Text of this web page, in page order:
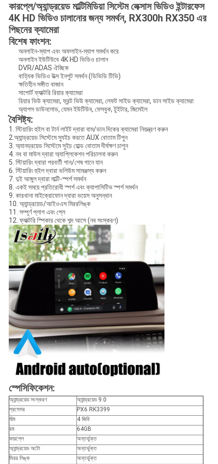
কারপ্লে/অ্যান্ড্রয়েড মাল্টিমিডিয়া সিস্টেম লেক্সাস ভিডিও ইন্টারফেস
4K HD ভিডিও চালানোর জন্য সমর্থন, RX300h RX350 এর
পিছনের ক্যামেরা
বিশেষ ফাংশন:
অনলাইন-ম্যাপ এবং অফলাইন-ম্যাপ সমর্থন করে
অনলাইন ইউটিউবে 4K HD ভিডিও চালান
DVR/ADAS ঐচ্ছিক
বাহ্যিক ভিডিও উত্স ইনপুট সমর্থন (ডিভিডি টিভি)
ক্ষতিহীন সঙ্গীত বাজান
সাপোর্ট ফ্যাক্টরি রিয়ার ক্যামেরা
রিয়ার ভিউ ক্যামেরা, ফ্রন্ট ভিউ ক্যামেরা, লেফট সাইড ক্যামেরা, ডান সাইড ক্যামেরা
অ্যাপস ডাউনলোড, যেমন ইউটিউব, ফেসবুক, টুইটার, জিমেইল
বৈশিষ্ট্য:
1. স্টিয়ারিং হুইল বা টার্ন লাইট দ্বারা বাম/ডান দিকের ক্যামেরা নিয়ন্ত্রণ করুন
2.অ্যান্ড্রয়েড সিস্টেমে স্যুইচ করতে AUX বোতাম টিপুন
3. অ্যানড্রয়েড সিস্টেমে সুইচ হোল্ড বোতাম দীর্ঘক্ষণ চাপুন
4. নব বা মাউস দ্বারা অ্যাপ্লিকেশন পরিচালনা করুন
5. স্টিয়ারিং দ্বারা পরবর্তী গান/শেষ গানে যান
6. স্টিয়ারিং হুইল দ্বারা ভলিউম সামঞ্জস্য করুন
7. দুই আঙ্গুল দ্বারা মাল্টি-স্পর্শ সমর্থন
8. একই সময়ে প্রতিরোধী স্পর্শ এবং ক্যাপাসিটিভ স্পর্শ সমর্থন
9. কারখানা মাইক্রোফোন দ্বারা ভয়েস অনুসন্ধান
10. অ্যান্ড্রয়েড/আইওএস মিররলিঙ্ক
11. সম্পূর্ণ প্লাগ এবং প্লে
12. ফ্যাক্টরি স্পিকার থেকে শব্দ আসে (নব সংস্করণ)
স্পেসিফিকেশন:
অ্যান্ড্রয়েড সংস্করণ
অ্যান্ড্রয়েড 9.0
প্রসেসর
PX6 RK3399
র্যাম
4 জিবি
রম
64GB
কারপ্লে
অন্তর্ভুক্ত
অ্যান্ড্রয়েড অটো
অন্তর্ভুক্ত
মিরর লিঙ্ক
অন্তর্ভুক্ত